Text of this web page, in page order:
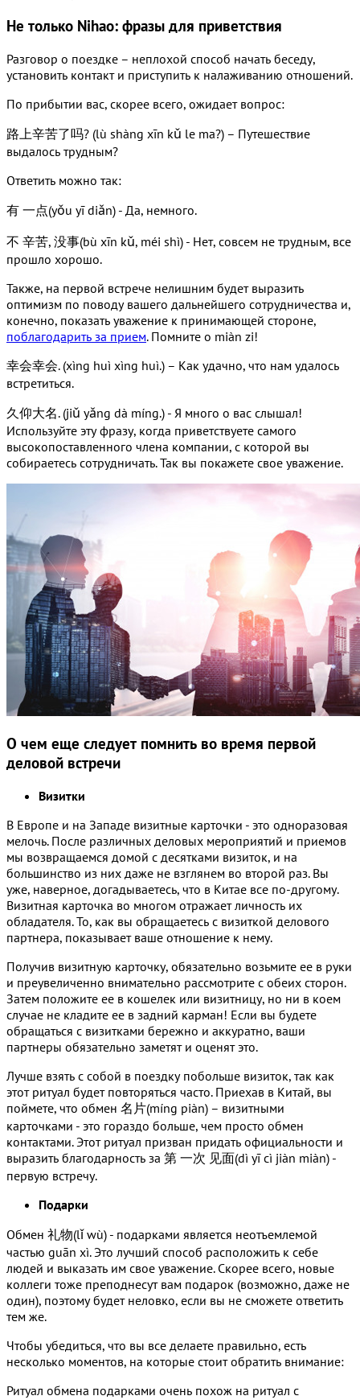
Не только Nihao: фразы для приветствия
Разговор о поездке – неплохой способ начать беседу,
установить контакт и приступить к налаживанию отношений.
По прибытии вас, скорее всего, ожидает вопрос:
路上辛苦了吗? (lù shàng xīn kǔ le ma?) – Путешествие
выдалось трудным?
Ответить можно так:
有 一点(yǒu yī diǎn) - Да, немного.
不 辛苦, 没事(bù xīn kǔ, méi shì) - Нет, совсем не трудным, все
прошло хорошо.
Также, на первой встрече нелишним будет выразить
оптимизм по поводу вашего дальнейшего сотрудничества и,
конечно, показать уважение к принимающей стороне,
поблагодарить за прием. Помните о miàn zi!
幸会幸会. (xìng huì xìng huì.) – Как удачно, что нам удалось
встретиться.
久仰大名. (jiǔ yǎng dà míng.) - Я много о вас слышал!
Используйте эту фразу, когда приветствуете самого
высокопоставленного члена компании, с которой вы
собираетесь сотрудничать. Так вы покажете свое уважение.
О чем еще следует помнить во время первой
деловой встречи
Визитки
В Европе и на Западе визитные карточки - это одноразовая
мелочь. После различных деловых мероприятий и приемов
мы возвращаемся домой с десятками визиток, и на
большинство из них даже не взглянем во второй раз. Вы
уже, наверное, догадываетесь, что в Китае все по-другому.
Визитная карточка во многом отражает личность их
обладателя. То, как вы обращаетесь с визиткой делового
партнера, показывает ваше отношение к нему.
Получив визитную карточку, обязательно возьмите ее в руки
и преувеличенно внимательно рассмотрите с обеих сторон.
Затем положите ее в кошелек или визитницу, но ни в коем
случае не кладите ее в задний карман! Если вы будете
обращаться с визитками бережно и аккуратно, ваши
партнеры обязательно заметят и оценят это.
Лучше взять с собой в поездку побольше визиток, так как
этот ритуал будет повторяться часто. Приехав в Китай, вы
поймете, что обмен 名片(míng piàn) – визитными
карточками - это гораздо больше, чем просто обмен
контактами. Этот ритуал призван придать официальности и
выразить благодарность за 第 一次 见面(dì yī cì jiàn miàn) -
первую встречу.
Подарки
Обмен 礼物(lǐ wù) - подарками является неотъемлемой
частью guān xì. Это лучший способ расположить к себе
людей и выказать им свое уважение. Скорее всего, новые
коллеги тоже преподнесут вам подарок (возможно, даже не
один), поэтому будет неловко, если вы не сможете ответить
тем же.
Чтобы убедиться, что вы все делаете правильно, есть
несколько моментов, на которые стоит обратить внимание:
Ритуал обмена подарками очень похож на ритуал с